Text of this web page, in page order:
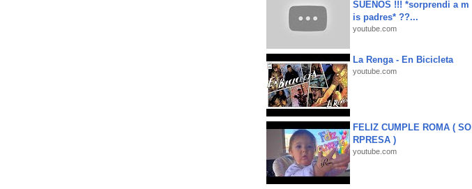
SUEÑOS !!! *sorprendi a m
is padres* ??...
youtube.com
La Renga - En Bicicleta
youtube.com
FELIZ CUMPLE ROMA ( SO
RPRESA )
youtube.com